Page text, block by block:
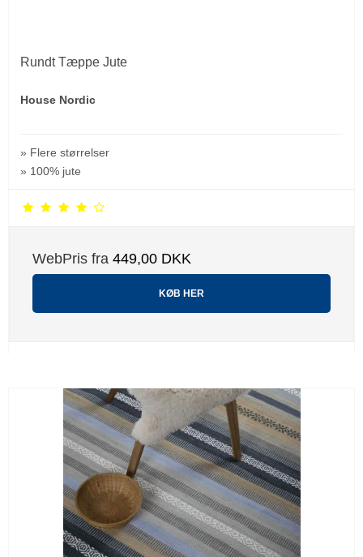
Rundt Tæppe Jute
House Nordic
» Flere størrelser
» 100% jute
WebPris fra 449,00 DKK
KØB HER